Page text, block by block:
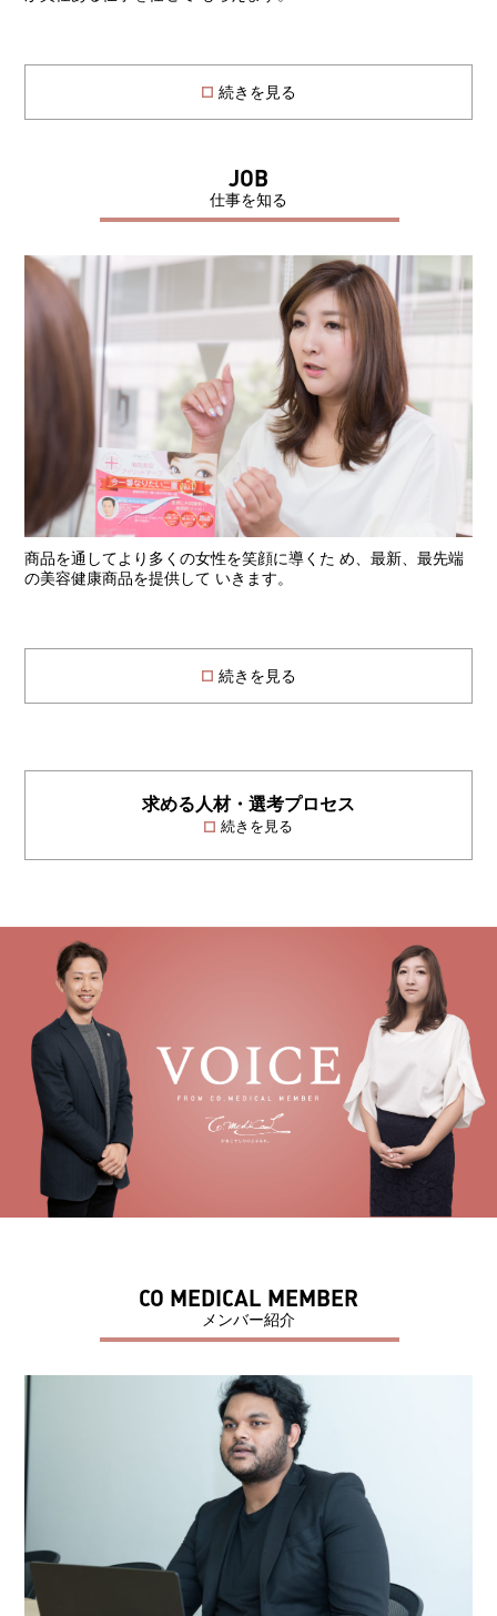
続きを見る
JOB
仕事を知る
商品を通してより多くの女性を笑顔に導くた め、最新、最先端
の美容健康商品を提供して いきます。
続きを見る
求める人材・選考プロセス
続きを見る
CO MEDICAL MEMBER
メンバー紹介